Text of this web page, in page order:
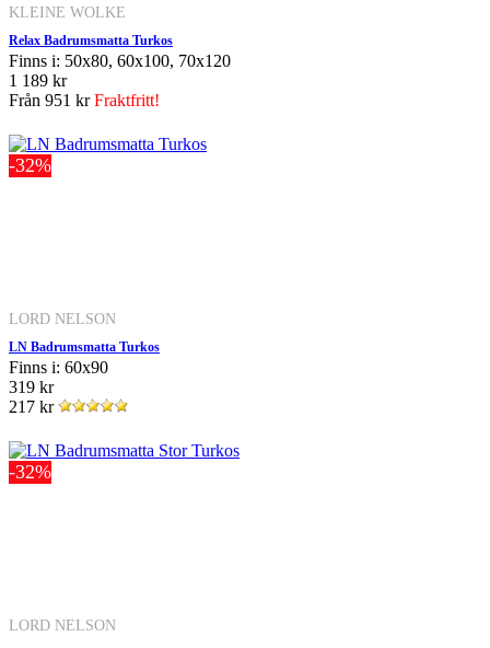
KLEINE WOLKE
Relax Badrumsmatta Turkos
Finns i: 50x80, 60x100, 70x120
1 189 kr
Från 951 krFraktfritt!
-32%
LORD NELSON
LN Badrumsmatta Turkos
Finns i: 60x90
319 kr
217 kr
-32%
LORD NELSON